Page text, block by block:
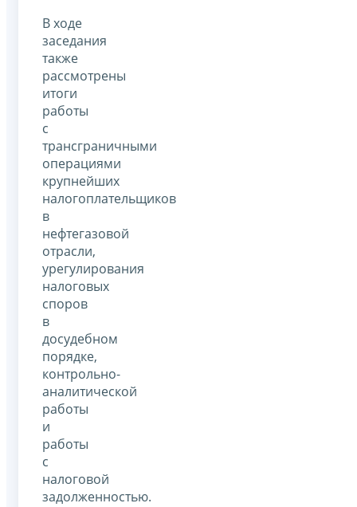
В ходе
заседания
также
рассмотрены
итоги
работы
с
трансграничными
операциями
крупнейших
налогоплательщиков
в
нефтегазовой
отрасли,
урегулирования
налоговых
споров
в
досудебном
порядке,
контрольно-
аналитической
работы
и
работы
с
налоговой
задолженностью.